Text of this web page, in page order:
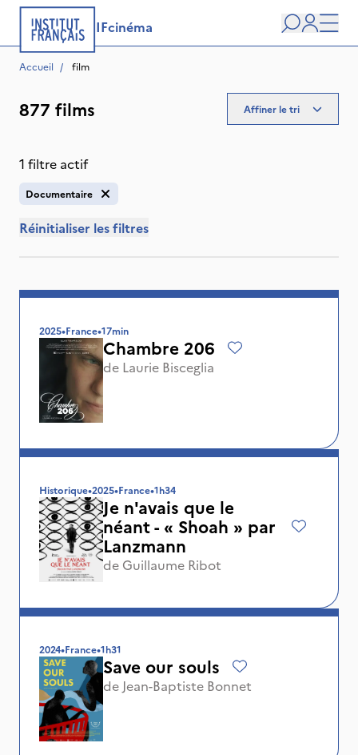
IFcinéma
user
Accueil / film
877 films Affiner le tri
1 filtre actif
Documentaire
Réinitialiser les filtres
2025•France•17min
Chambre 206
de Laurie Bisceglia
Historique•2025•France•1h34
Je n'avais que le
néant - « Shoah » par
Lanzmann
de Guillaume Ribot
2024•France•1h31
Save our souls
de Jean-Baptiste Bonnet